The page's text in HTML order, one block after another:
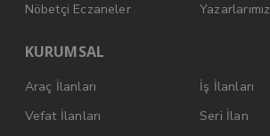
Nöbetçi Eczaneler
Yazarlarımız
KURUMSAL
Araç İlanları
İş İlanları
Vefat İlanları
Seri İlan